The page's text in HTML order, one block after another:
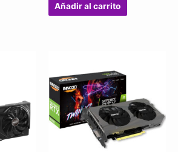
Añadir al carrito